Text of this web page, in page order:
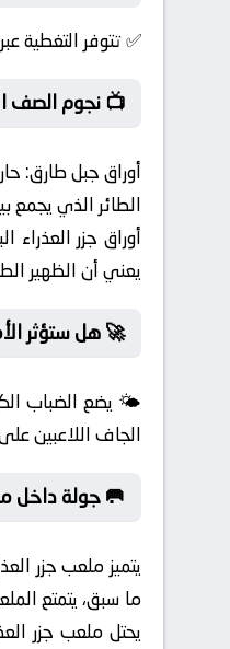
✅ تتوفر التغطية
📺 نجوم الصف
أوراق جبل طارق:
الطائر الذي يجمع
أوراق جزر العذراء
يعني أن الظهير
🚀 هل ستؤثر
🌤️ يضع الضباب
الجاف اللاعبين
🥅 جولة داخل
يتميز ملعب جزر
ما سبق، يتمتع
يحتل ملعب جزر